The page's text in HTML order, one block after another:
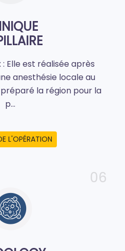
Elle est réalisée après
anesthésie locale au
la région pour la
p...
L'OPÉRATION
06